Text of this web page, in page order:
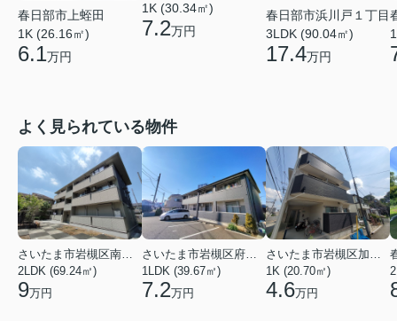
春日部市上蛭田
1K (26.16㎡)
6.1万円
1K (30.34㎡)
7.2万円
春日部市浜川戸１丁目
3LDK (90.04㎡)
17.4万円
よく見られている物件
さいたま市岩槻区南平野４丁目
2LDK (69.24㎡)
9万円
さいたま市岩槻区府内１丁目
1LDK (39.67㎡)
7.2万円
さいたま市岩槻区加倉１丁目
1K (20.70㎡)
4.6万円